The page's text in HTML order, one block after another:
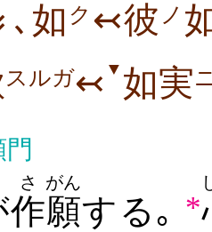
､如 ク ↢彼 ノ
スルガ↢ ▼ 如実
作
さ
願
がん
する｡ *